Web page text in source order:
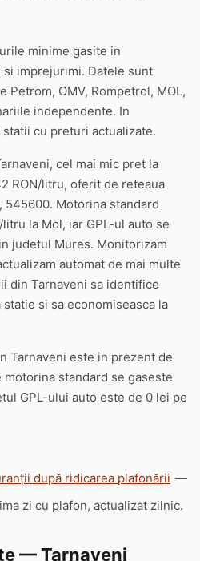
minime gasite in
imprejurimi. Datele sunt
OMV, Rompetrol, MOL,
independente. In
cu preturi actualizate.
cel mai mic pret la
RON/litru, oferit de reteaua
545600. Motorina standard
la Mol, iar GPL-ul auto se
judetul Mures. Monitorizam
automat de mai multe
din Tarnaveni sa identifice
si sa economiseasca la
Tarnaveni este in prezent de
standard se gaseste
GPL-ului auto este de 0 lei pe
după ridicarea plafonării —
zi cu plafon, actualizat zilnic.
— Tarnaveni